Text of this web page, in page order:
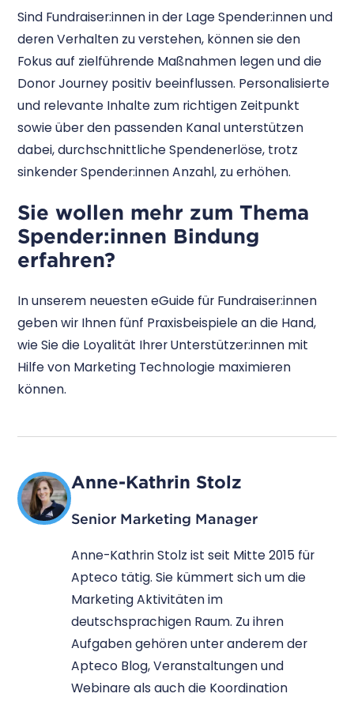
Sind Fundraiser:innen in der Lage Spender:innen und
deren Verhalten zu verstehen, können sie den
Fokus auf zielführende Maßnahmen legen und die
Donor Journey positiv beeinflussen. Personalisierte
und relevante Inhalte zum richtigen Zeitpunkt
sowie über den passenden Kanal unterstützen
dabei, durchschnittliche Spendenerlöse, trotz
sinkender Spender:innen Anzahl, zu erhöhen.
Sie wollen mehr zum Thema
Spender:innen Bindung
erfahren?
In unserem neuesten eGuide für Fundraiser:innen
geben wir Ihnen fünf Praxisbeispiele an die Hand,
wie Sie die Loyalität Ihrer Unterstützer:innen mit
Hilfe von Marketing Technologie maximieren
können.
Anne-Kathrin Stolz
Senior Marketing Manager
Anne-Kathrin Stolz ist seit Mitte 2015 für
Apteco tätig. Sie kümmert sich um die
Marketing Aktivitäten im
deutschsprachigen Raum. Zu ihren
Aufgaben gehören unter anderem der
Apteco Blog, Veranstaltungen und
Webinare als auch die Koordination